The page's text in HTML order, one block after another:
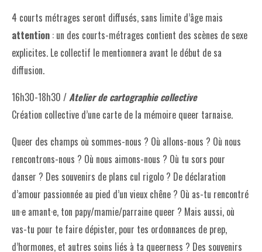
4 courts métrages seront diffusés, sans limite d’âge mais
attention : un des courts-métrages contient des scènes de sexe
explicites. Le collectif le mentionnera avant le début de sa
diffusion.
16h30-18h30 / Atelier de cartographie collective
Création collective d’une carte de la mémoire queer tarnaise.
Queer des champs où sommes-nous ? Où allons-nous ? Où nous
rencontrons-nous ? Où nous aimons-nous ? Où tu sors pour
danser ? Des souvenirs de plans cul rigolo ? De déclaration
d’amour passionnée au pied d’un vieux chêne ? Où as-tu rencontré
un·e amant·e, ton papy/mamie/parraine queer ? Mais aussi, où
vas-tu pour te faire dépister, pour tes ordonnances de prep,
d’hormones, et autres soins liés à ta queerness ? Des souvenirs